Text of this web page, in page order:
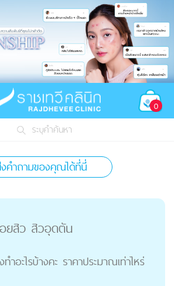
0
ระบุคำค้นหา
คำถามของคุณได้ที่นี่
ยสิว สิวอุดตัน
อะไรบ้างคะ ราคาประมาณเท่าไหร่